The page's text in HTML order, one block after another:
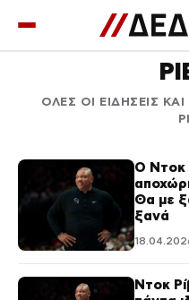
ΟΛΕΣ ΟΙ ΕΙΔΗΣΕΙΣ
Ο Ντοκ
Θα με
ξανά
Ντοκ